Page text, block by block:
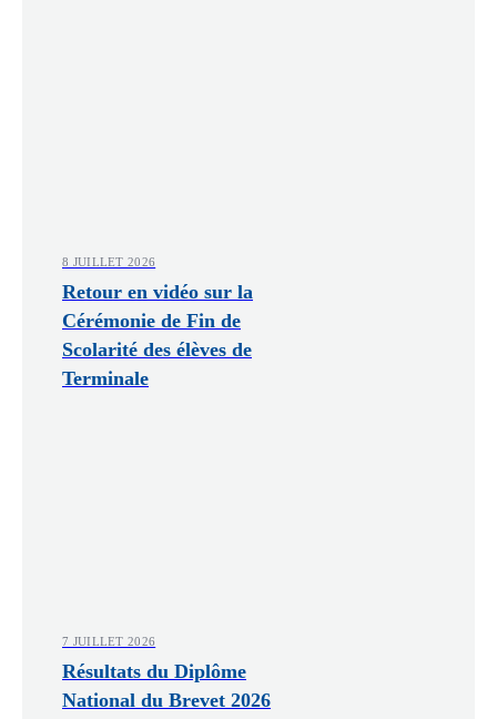
8 JUILLET 2026
Retour en vidéo sur la
Cérémonie de Fin de
Scolarité des élèves de
Terminale
7 JUILLET 2026
Résultats du Diplôme
National du Brevet 2026